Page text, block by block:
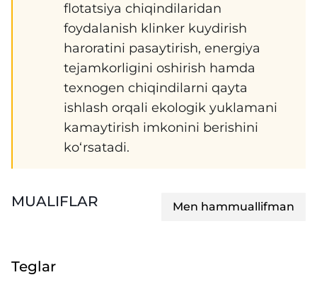
flotatsiya chiqindilaridan
foydalanish klinker kuydirish
haroratini pasaytirish, energiya
tejamkorligini oshirish hamda
texnogen chiqindilarni qayta
ishlash orqali ekologik yuklamani
kamaytirish imkonini berishini
ko‘rsatadi.
MUALIFLAR Men hammuallifman
Teglar